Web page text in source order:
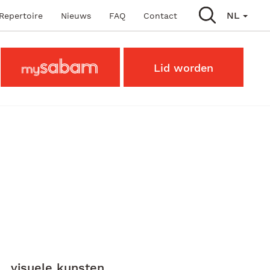
NL
Main navigation
Repertoire Nieuws FAQ Contact
Main
Secondary
MySabam Lid worden